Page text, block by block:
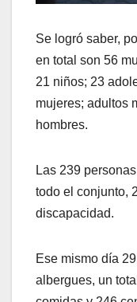
Se logró saber,
en total son 56
21 niños; 23
mujeres; adultos
hombres.
Las 239
todo el conjunto,
discapacidad.
Ese mismo día
albergues, un